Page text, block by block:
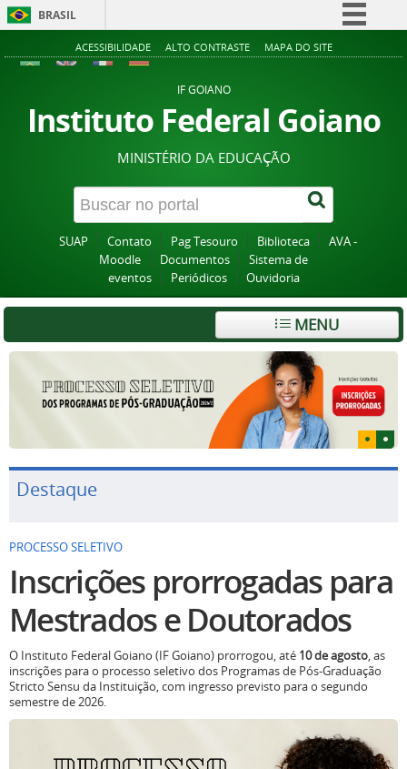
BRASIL
Simplifique!
Acesso à informação
Legislação
Canais
ACESSIBILIDADE ALTO CONTRASTE MAPA DO SITE
IF GOIANO
Instituto Federal Goiano
MINISTÉRIO DA EDUCAÇÃO
SUAP Contato Pag Tesouro Biblioteca
AVA -
Moodle
Documentos
Sistema de
eventos
Periódicos Ouvidoria
MENU
Destaque
PROCESSO SELETIVO
Inscrições prorrogadas para
Mestrados e Doutorados
O Instituto Federal Goiano (IF Goiano) prorrogou, até 10 de agosto, as
inscrições para o processo seletivo dos Programas de Pós-Graduação
Stricto Sensu da Instituição, com ingresso previsto para o segundo
semestre de 2026.